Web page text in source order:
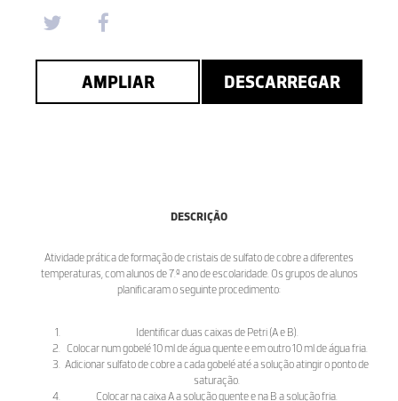
AMPLIAR DESCARREGAR
DESCRIÇÃO
Atividade prática de formação de cristais de sulfato de cobre a diferentes
temperaturas, com alunos de 7.º ano de escolaridade. Os grupos de alunos
planificaram o seguinte procedimento:
Identificar duas caixas de Petri (A e B).
Colocar num gobelé 10 ml de água quente e em outro 10 ml de água fria.
Adicionar sulfato de cobre a cada gobelé até a solução atingir o ponto de
saturação.
Colocar na caixa A a solução quente e na B a solução fria.